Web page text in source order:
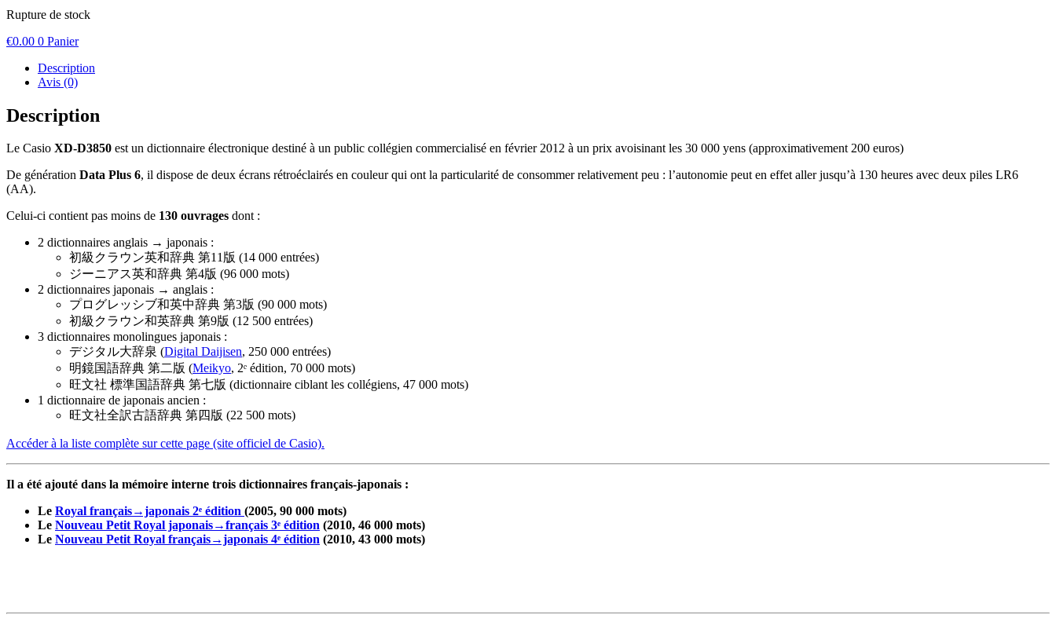
Rupture de stock
€0.00 0 Panier
Description
Avis (0)
Description
Le Casio XD-D3850 est un dictionnaire électronique destiné à un public collégien commercialisé en février 2012 à un prix avoisinant les 30 000 yens (approximativement 200 euros)
De génération Data Plus 6, il dispose de deux écrans rétroéclairés en couleur qui ont la particularité de consommer relativement peu : l’autonomie peut en effet aller jusqu’à 130 heures avec deux piles LR6
(AA).
Celui-ci contient pas moins de 130 ouvrages dont :
2 dictionnaires anglais → japonais :
初級クラウン英和辞典 第11版 (14 000 entrées)
ジーニアス英和辞典 第4版 (96 000 mots)
2 dictionnaires japonais → anglais :
プログレッシブ和英中辞典 第3版 (90 000 mots)
初級クラウン和英辞典 第9版 (12 500 entrées)
3 dictionnaires monolingues japonais :
デジタル大辞泉 (Digital Daijisen, 250 000 entrées)
明鏡国語辞典 第二版 (Meikyo, 2ᵉ édition, 70 000 mots)
旺文社 標準国語辞典 第七版 (dictionnaire ciblant les collégiens, 47 000 mots)
1 dictionnaire de japonais ancien :
旺文社全訳古語辞典 第四版 (22 500 mots)
Accéder à la liste complète sur cette page (site officiel de Casio).
Il a été ajouté dans la mémoire interne trois dictionnaires français-japonais :
Le Royal français→japonais 2ᵉ édition (2005, 90 000 mots)
Le Nouveau Petit Royal japonais→français 3ᵉ édition (2010, 46 000 mots)
Le Nouveau Petit Royal français→japonais 4ᵉ édition (2010, 43 000 mots)